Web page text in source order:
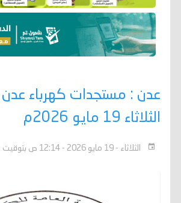
عدن : مستجدات كهرباء
الثلاثاء 19 مايو 2026م
الثلاثاء - 19 مايو 2026 - 12:14 ص بتوقيت عدن